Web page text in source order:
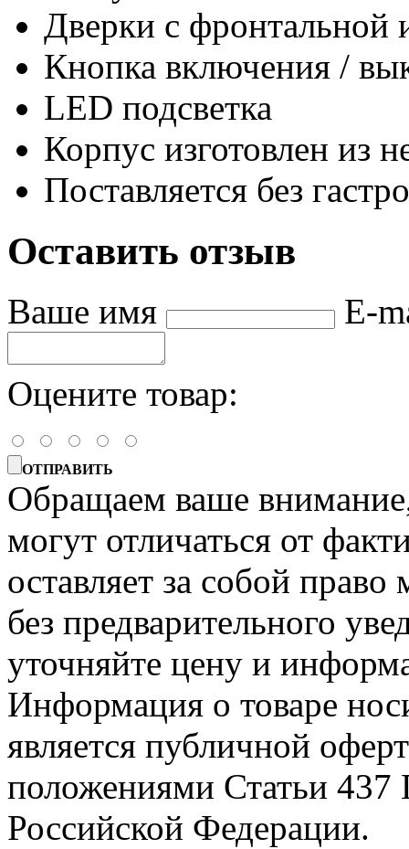
Дверки с фронтальной
Кнопка включения /
LED подсветка
Корпус изготовлен из
Поставляется без
Оставить отзыв
Ваше имя E-
Оцените товар:
ОТПРАВИТЬ
Обращаем ваше
могут отличаться от
оставляет за собой право
без предварительного
уточняйте цену и
Информация о товаре
является публичной
положениями Статьи 437
Российской Федерации.